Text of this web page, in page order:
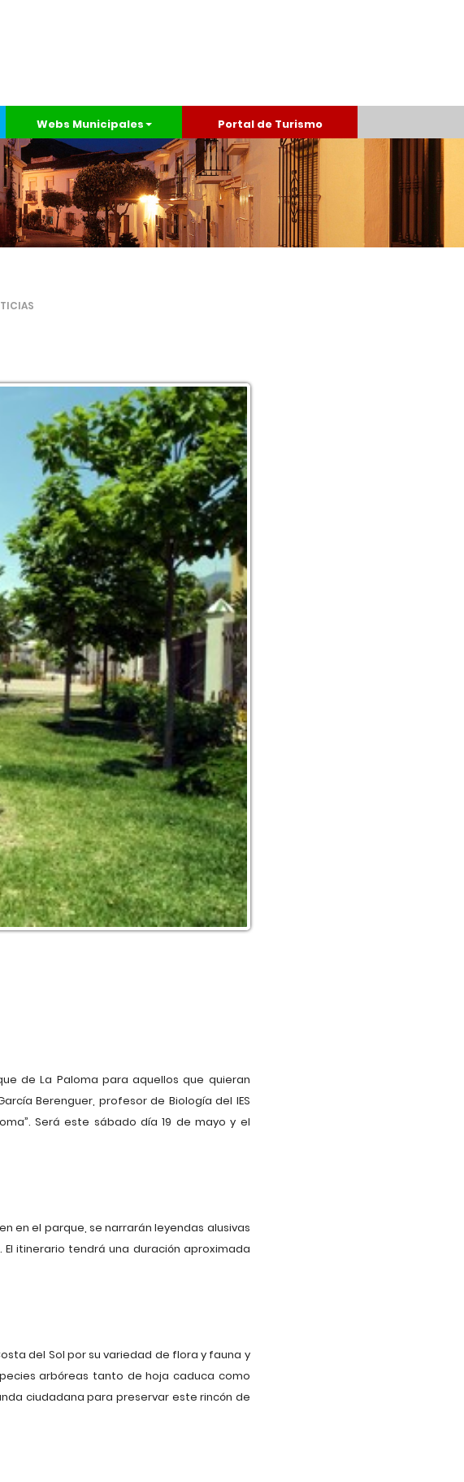
Webs Municipales Portal de Turismo
de La Paloma para aquellos que quieran
Berenguer, profesor de Biología del IES
Será este sábado día 19 de mayo y el
en el parque, se narrarán leyendas alusivas
itinerario tendrá una duración aproximada
del Sol por su variedad de flora y fauna y
arbóreas tanto de hoja caduca como
ciudadana para preservar este rincón de